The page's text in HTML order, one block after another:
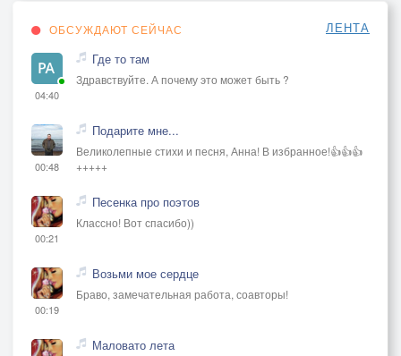
ОБСУЖДАЮТ СЕЙЧАС ЛЕНТА
04:40
Где то там
Здравствуйте. А почему это может быть ?
00:48
Подарите мне...
Великолепные стихи и песня, Анна! В избранное!👍👍👍
+++++
00:21
Песенка про поэтов
Классно! Вот спасибо))
00:19
Возьми мое сердце
Браво, замечательная работа, соавторы!
Маловато лета